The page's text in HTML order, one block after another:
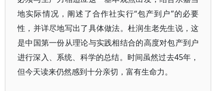
地实际情况，阐述了合作社实行“包产到户”的必要
性，并详尽地写出了具体做法。杜润生老先生说，这
是中国第一份从理论与实践相结合的高度对包产到户
进行深入、系统、科学的总结。时间虽然过去45年，
但今天读来仍然感到十分亲切，富有生命力。